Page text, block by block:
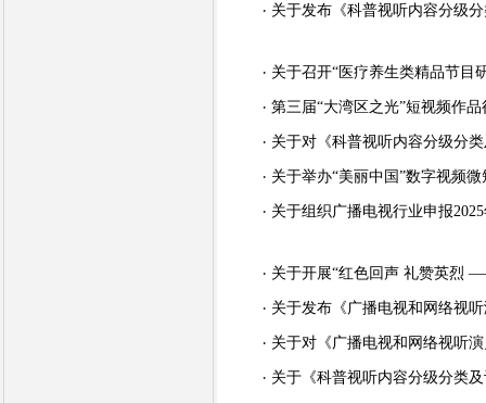
关于发布《科普视听内容分级
关于召开“医疗养生类精品节目
第三届“大湾区之光”短视频作
关于对《科普视听内容分级分
关于举办“美丽中国”数字视频
关于组织广播电视行业申报
关于发布《广播电视和网络视
关于对《广播电视和网络视听
关于《科普视听内容分级分类